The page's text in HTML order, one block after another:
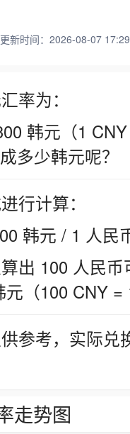
更新时间：2026-08-07
率为：
韩元（1
多少韩元呢？
行计算：
韩元 / 1 人民
出 100 人民
（100 CNY =
参考，实际
走势图